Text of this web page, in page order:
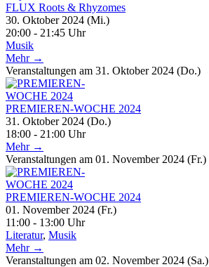
FLUX Roots & Rhyzomes
30. Oktober 2024 (Mi.)
20:00 - 21:45 Uhr
Musik
Mehr →
Veranstaltungen am 31. Oktober 2024 (Do.)
PREMIEREN-WOCHE 2024
31. Oktober 2024 (Do.)
18:00 - 21:00 Uhr
Mehr →
Veranstaltungen am 01. November 2024 (Fr.)
PREMIEREN-WOCHE 2024
01. November 2024 (Fr.)
11:00 - 13:00 Uhr
Literatur, Musik
Mehr →
Veranstaltungen am 02. November 2024 (Sa.)